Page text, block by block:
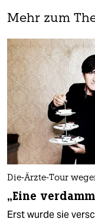
Mehr zum
Die-Ärzte-Tour
„Eine
Erst wurde sie